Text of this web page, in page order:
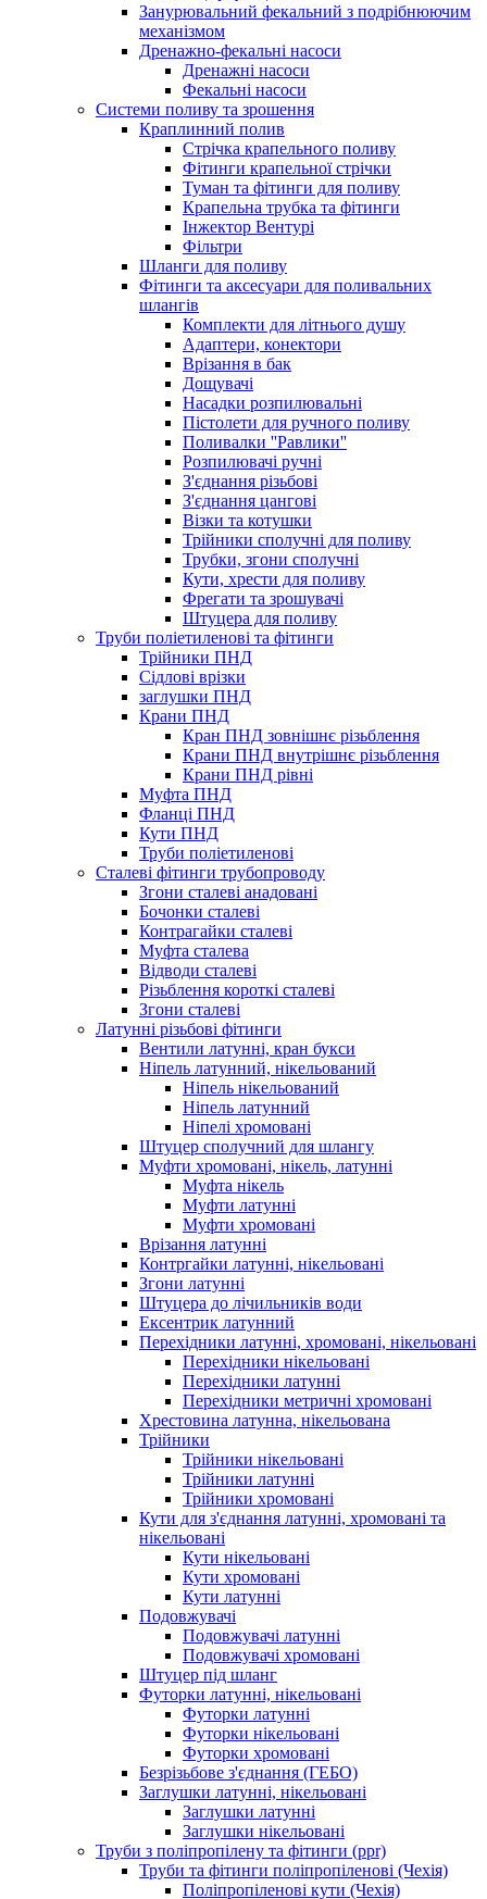
Занурювальний фекальний з подрібнюючим
механізмом
Дренажно-фекальні насоси
Дренажні насоси
Фекальні насоси
Системи поливу та зрошення
Краплинний полив
Стрічка крапельного поливу
Фітинги крапельної стрічки
Туман та фітинги для поливу
Крапельна трубка та фітинги
Інжектор Вентурі
Фільтри
Шланги для поливу
Фітинги та аксесуари для поливальних
шлангів
Комплекти для літнього душу
Адаптери, конектори
Врізання в бак
Дощувачі
Насадки розпилювальні
Пістолети для ручного поливу
Поливалки ''Равлики''
Розпилювачі ручні
З'єднання різьбові
З'єднання цангові
Візки та котушки
Трійники сполучні для поливу
Трубки, згони сполучні
Кути, хрести для поливу
Фрегати та зрошувачі
Штуцера для поливу
Труби поліетиленові та фітинги
Трійники ПНД
Сідлові врізки
заглушки ПНД
Крани ПНД
Кран ПНД зовнішнє різьблення
Крани ПНД внутрішнє різьблення
Крани ПНД рівні
Муфта ПНД
Фланці ПНД
Кути ПНД
Труби поліетиленові
Сталеві фітинги трубопроводу
Згони сталеві анадовані
Бочонки сталеві
Контрагайки сталеві
Муфта сталева
Відводи сталеві
Різьблення короткі сталеві
Згони сталеві
Латунні різьбові фітинги
Вентили латунні, кран букси
Ніпель латунний, нікельований
Ніпель нікельований
Ніпель латунний
Ніпелі хромовані
Штуцер сполучний для шлангу
Муфти хромовані, нікель, латунні
Муфта нікель
Муфти латунні
Муфти хромовані
Врізання латунні
Контргайки латунні, нікельовані
Згони латунні
Штуцера до лічильників води
Ексентрик латунний
Перехідники латунні, хромовані, нікельовані
Перехідники нікельовані
Перехідники латунні
Перехідники метричні хромовані
Хрестовина латунна, нікельована
Трійники
Трійники нікельовані
Трійники латунні
Трійники хромовані
Кути для з'єднання латунні, хромовані та
нікельовані
Кути нікельовані
Кути хромовані
Кути латунні
Подовжувачі
Подовжувачі латунні
Подовжувачі хромовані
Штуцер під шланг
Футорки латунні, нікельовані
Футорки латунні
Футорки нікельовані
Футорки хромовані
Безрізьбове з'єднання (ГЕБО)
Заглушки латунні, нікельовані
Заглушки латунні
Заглушки нікельовані
Труби з поліпропілену та фітинги (ppr)
Труби та фітинги поліпропіленові (Чехія)
Поліпропіленові кути (Чехія)